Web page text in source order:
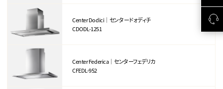
Center Dodici｜センタードォディチ
CDODL-1251
Center Federica｜センターフェデリカ
CFEDL-952